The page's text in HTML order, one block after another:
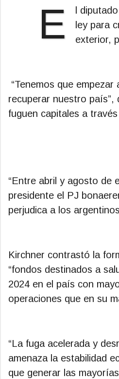
E
l
ley para
exterior,
“Tenemos que
recuperar nuestro país”,
fuguen capitales a
“Entre abril y agosto de
presidente el PJ
perjudica a los
Kirchner contrastó la
“fondos destinados a
2024 en el país con
operaciones que en su
“La fuga acelerada y
amenaza la estabilidad
que generar las